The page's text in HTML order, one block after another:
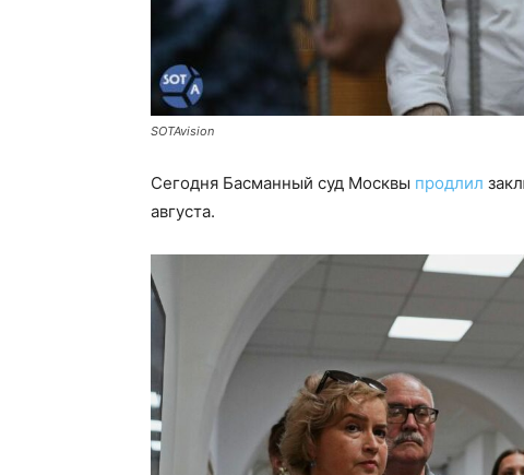
SOTAvision
Сегодня Басманный суд Москвы продлил
августа.